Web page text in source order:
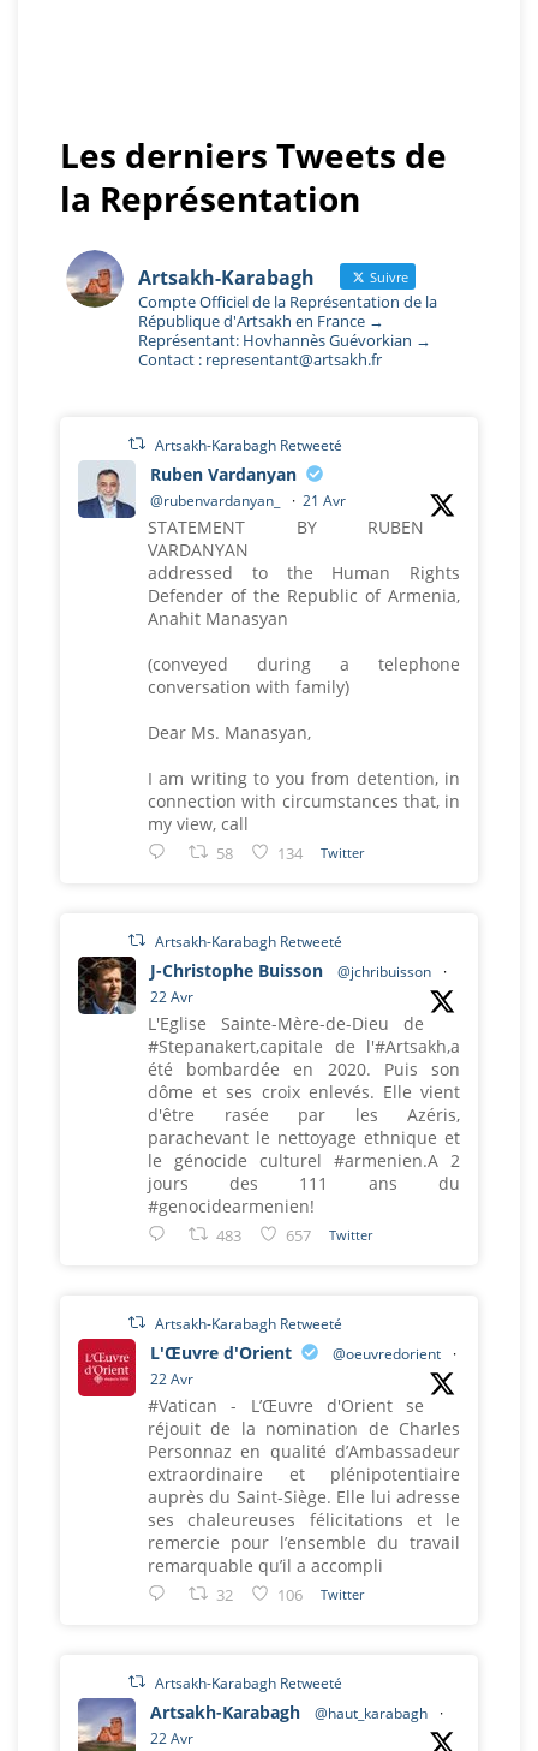
Les derniers Tweets de
la Représentation
Artsakh-Karabagh Suivre
Compte Officiel de la Représentation de la
République d'Artsakh en France →
Représentant: Hovhannès Guévorkian →
Contact : representant@artsakh.fr
Artsakh-Karabagh Retweeté
Ruben Vardanyan
@rubenvardanyan_ · 21 Avr
STATEMENT BY RUBEN
VARDANYAN
addressed to the Human Rights
Defender of the Republic of Armenia,
Anahit Manasyan
(conveyed during a telephone
conversation with family)
Dear Ms. Manasyan,
I am writing to you from detention, in
connection with circumstances that, in
my view, call
58 134 Twitter
Artsakh-Karabagh Retweeté
J-Christophe Buisson @jchribuisson
·
22 Avr
L'Eglise Sainte-Mère-de-Dieu de
#Stepanakert,capitale de l'#Artsakh,a
été bombardée en 2020. Puis son
dôme et ses croix enlevés. Elle vient
d'être rasée par les Azéris,
parachevant le nettoyage ethnique et
le génocide culturel #armenien.A 2
jours des 111 ans du
#genocidearmenien!
483 657 Twitter
Artsakh-Karabagh Retweeté
L'Œuvre d'Orient @oeuvredorient
·
22 Avr
#Vatican - L’Œuvre d'Orient se
réjouit de la nomination de Charles
Personnaz en qualité d’Ambassadeur
extraordinaire et plénipotentiaire
auprès du Saint-Siège. Elle lui adresse
ses chaleureuses félicitations et le
remercie pour l’ensemble du travail
remarquable qu’il a accompli
32 106 Twitter
Artsakh-Karabagh Retweeté
Artsakh-Karabagh @haut_karabagh
·
22 Avr